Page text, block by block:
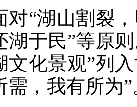
湖山割裂，
湖于民”等原
文化景观”列
需，我有所为”